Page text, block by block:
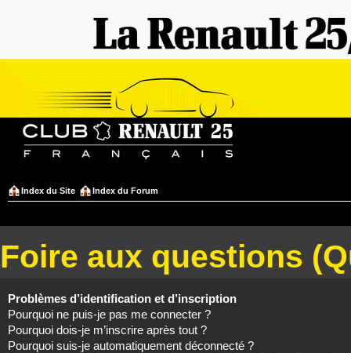
Index du Site Index du Forum
Foire aux questions
Problèmes d’identification et d’inscription
Pourquoi ne puis-je pas me connecter ?
Pourquoi dois-je m’inscrire après tout ?
Pourquoi suis-je automatiquement déconnecté ?